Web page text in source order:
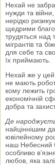
Нехай не
нужди та
нерідко
щедрими
трудяться
мігрантів та
для себе та
їх приймають.
Нехай же у цей
не мають
кому лежить
економічній
добра та
Де
найціннішим
ювілейному
наш Небесний
особливо
любов, яка